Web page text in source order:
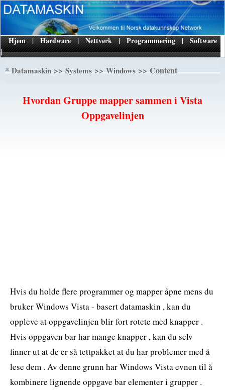
|
Hjem | Hardware | Nettverk | Programmering | Software
*Datamaskin>>Systems>>Windows>> Content
Hvordan Gruppe mapper sammen i Vista
Oppgavelinjen
Hvis du holde flere programmer og mapper åpne mens du
bruker Windows Vista - basert datamaskin , kan du
oppleve at oppgavelinjen blir fort rotete med knapper .
Hvis oppgaven bar har mange knapper , kan du selv
finner ut at de er så tettpakket at du har problemer med å
lese dem . Av denne grunn har Windows Vista evnen til å
kombinere lignende oppgave bar elementer i grupper .